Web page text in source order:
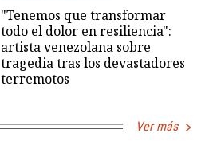
"Tenemos que transformar
todo el dolor en resiliencia":
artista venezolana sobre
tragedia tras los devastadores
terremotos
Ver más